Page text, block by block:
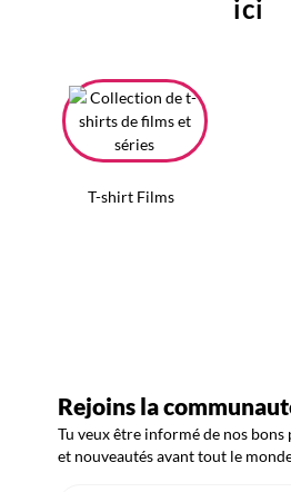
ici
T-shirt Films
Rejoins la
Tu veux être informé de nos bons
et nouveautés avant tout le